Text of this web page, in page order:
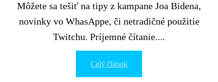
Môžete sa tešiť na tipy z kampane Joa Bidena,
novinky vo WhasAppe, či netradičné použitie
Twitchu. Príjemné čítanie....
Celý článok